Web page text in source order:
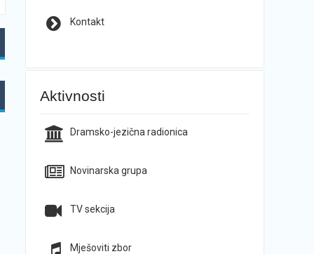
Kontakt
Aktivnosti
Dramsko-jezična radionica
Novinarska grupa
TV sekcija
Mješoviti zbor